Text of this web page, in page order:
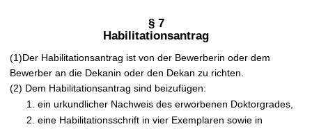
§ 7
Habilitationsantrag
(1)Der Habilitationsantrag ist von der Bewerberin oder dem
Bewerber an die Dekanin oder den Dekan zu richten.
(2) Dem Habilitationsantrag sind beizufügen:
ein urkundlicher Nachweis des erworbenen Doktorgrades,
eine Habilitationsschrift in vier Exemplaren sowie in